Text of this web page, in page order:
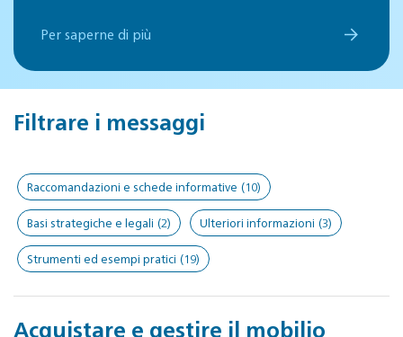
Per saperne di più
Filtrare i messaggi
Raccomandazioni e schede informative (10)
Basi strategiche e legali (2) Ulteriori informazioni (3)
Strumenti ed esempi pratici (19)
Acquistare e gestire il mobilio